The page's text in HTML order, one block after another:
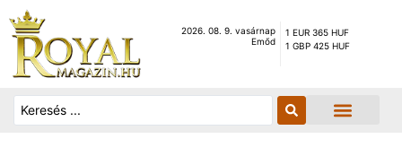
2026. 08. 9. vasárnap
Emőd
1 EUR 365 HUF
1 GBP 425 HUF